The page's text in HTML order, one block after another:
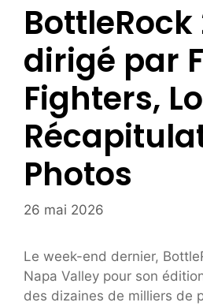
BottleRock
dirigé par
Fighters,
Photos
26 mai 2026
Le week-end dernier,
Napa Valley pour son
des dizaines de milliers de